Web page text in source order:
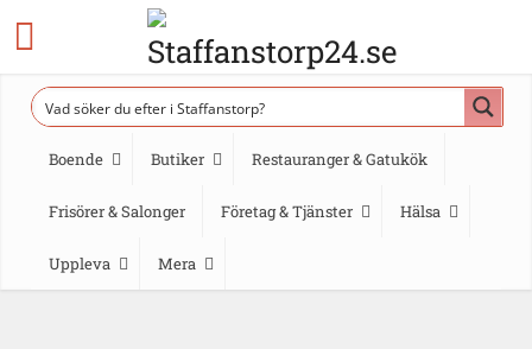
Boende Butiker Restauranger & Gatukök
Frisörer & Salonger Företag & Tjänster Hälsa
Uppleva Mera